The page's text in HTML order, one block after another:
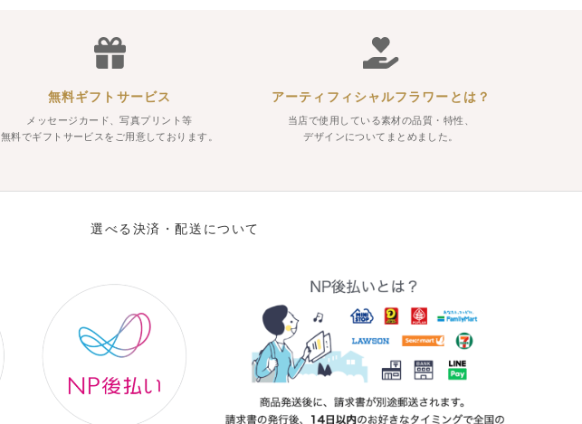
無料ギフトサービス
メッセージカード、写真プリント等
無料でギフトサービスをご用意しております。
アーティフィシャルフラワーとは？
当店で使用している素材の品質・特性、
デザインについてまとめました。
選べる決済・配送について